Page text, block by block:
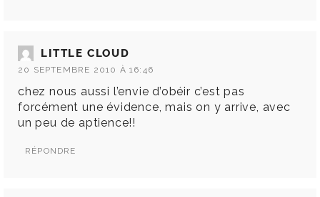
LITTLE CLOUD
20 SEPTEMBRE 2010 À 16:46
chez nous aussi l’envie d’obéir c’est pas
forcément une évidence, mais on y arrive, avec
un peu de aptience!!
RÉPONDRE